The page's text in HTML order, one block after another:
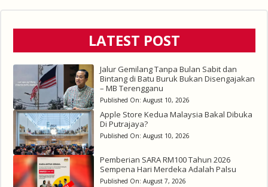
LATEST POST
Jalur Gemilang Tanpa Bulan Sabit dan
Bintang di Batu Buruk Bukan Disengajakan
– MB Terengganu
Published On: August 10, 2026
Apple Store Kedua Malaysia Bakal Dibuka
Di Putrajaya?
Published On: August 10, 2026
Pemberian SARA RM100 Tahun 2026
Sempena Hari Merdeka Adalah Palsu
Published On: August 7, 2026